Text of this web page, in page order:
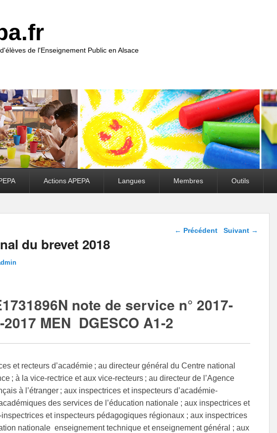
de l'Enseignement Public en Alsace
Actions APEPA Langues Membres Outils
Navigation dans les
← Précédent Suivant →
du brevet 2018
note de service n° 2017-
MEN  DGESCO A1-2
et recteurs d’académie ; au directeur général du Centre national
; à la vice-rectrice et aux vice-recteurs ; au directeur de l’Agence
à l’étranger ; aux inspectrices et inspecteurs d’académie-
des services de l’éducation nationale ; aux inspectrices et
inspectrices et inspecteurs pédagogiques régionaux ; aux inspectrices
nationale  enseignement technique et enseignement général ; aux